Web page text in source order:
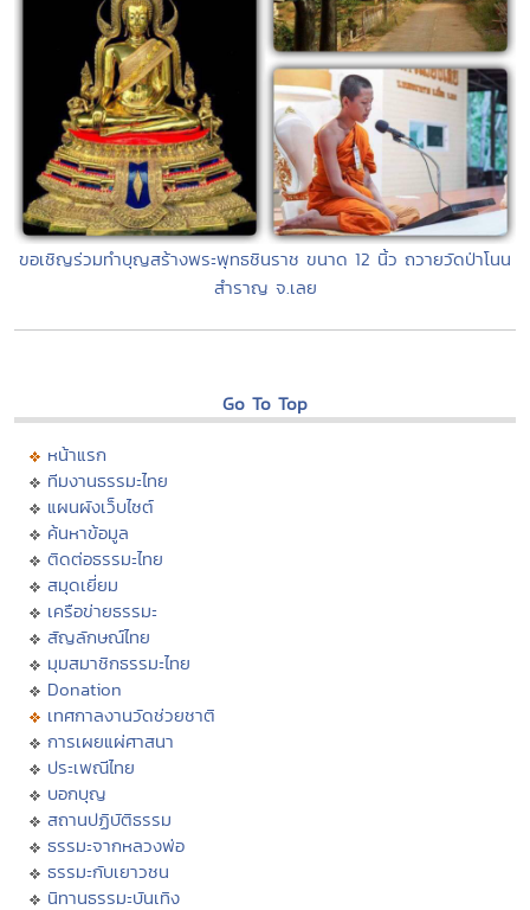
ขอเชิญร่วมทำบุญสร้างพระพุทธชินราช ขนาด 12 นิ้ว ถวายวัดป่าโนน
สำราญ จ.เลย
Go To Top
หน้าแรก
ทีมงานธรรมะไทย
แผนผังเว็บไซต์
ค้นหาข้อมูล
ติดต่อธรรมะไทย
สมุดเยี่ยม
เครือข่ายธรรมะ
สัญลักษณ์ไทย
มุมสมาชิกธรรมะไทย
Donation
เทศกาลงานวัดช่วยชาติ
การเผยแผ่ศาสนา
ประเพณีไทย
บอกบุญ
สถานปฏิบัติธรรม
ธรรมะจากหลวงพ่อ
ธรรมะกับเยาวชน
นิทานธรรมะบันเทิง